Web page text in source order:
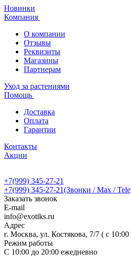
Новинки
Компания
О компании
Отзывы
Реквизиты
Магазины
Партнерам
Уход за растениями
Помощь
Доставка
Оплата
Гарантии
Контакты
Акции
+7(999) 345-27-21
+7(999) 345-27-21(Звонки / Max /
Заказать звонок
E-mail
info@exotiks.ru
Адрес
г. Москва, ул. Костякова, 7/7 ( с
Режим работы
С 10:00 до 20:00 ежедневно